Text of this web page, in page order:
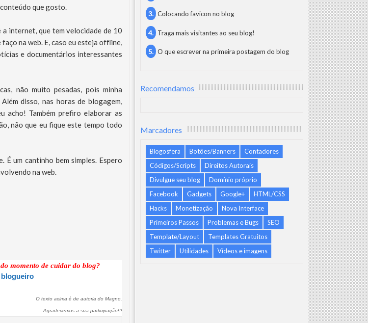
que gosto.
internet, que tem velocidade de 10
na web. E, caso eu esteja offline,
e documentários interessantes
não muito pesadas, pois minha
disso, nas horas de blogagem,
acho! Também prefiro elaborar as
não que eu fique este tempo todo
É um cantinho bem simples. Espero
na web.
momento de cuidar do blog?
blogueiro
O texto acima é de autoria do Magno.
Agradecemos a sua participação!!!
Colocando favicon no blog
Traga mais visitantes ao seu blog!
O que escrever na primeira postagem do blog
Recomendamos
Marcadores
Blogosfera Botões/Banners
Contadores
Códigos/Scripts
Direitos Autorais
Divulgue seu blog
Domínio próprio
Facebook
Gadgets Google+
HTML/CSS
Hacks
Monetização
Nova Interface
Primeiros Passos
Problemas e Bugs
SEO
Template/Layout
Templates Gratuitos
Twitter
Utilidades Vídeos e imagens